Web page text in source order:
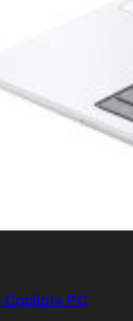
Copilot+ PC